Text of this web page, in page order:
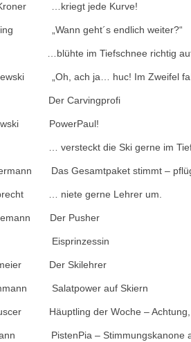
…kriegt jede Kurve!
„Wann geht´s endlich weiter?“
…blühte im Tiefschnee richtig
„Oh, ach ja… huc! Im Zweifel
Der Carvingprofi
PowerPaul!
versteckt die Ski gerne im
Das Gesamtpaket stimmt – pflügt
… niete gerne Lehrer um.
Der Pusher
Eisprinzessin
Der Skilehrer
Salatpower auf Skiern
Häuptling der Woche – Achtung,
PistenPia – Stimmungskanone